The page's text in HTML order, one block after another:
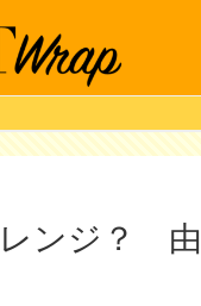
レンジ？ 由